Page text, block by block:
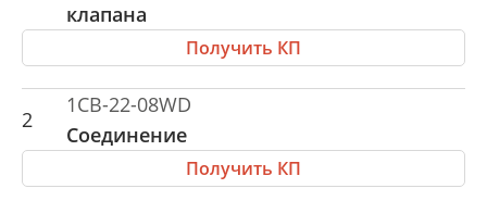
клапана
Получить КП
2
1CB-22-08WD
Соединение
Получить КП